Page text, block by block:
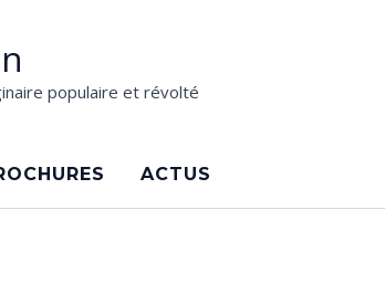
populaire et révolté
ACTUS